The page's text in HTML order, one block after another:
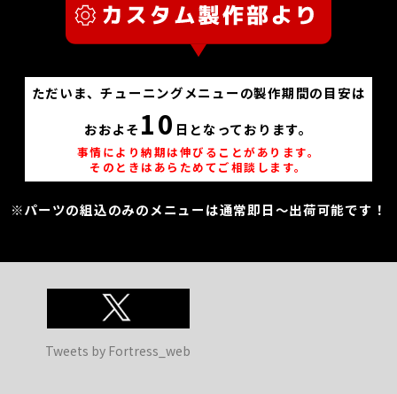
ただいま、チューニングメニューの製作期間の目安は
おおよそ 10 日となっております。
事情により納期は伸びることがあります。
そのときはあらためてご相談します。
※パーツの組込のみのメニューは通常即日～出荷可能です！
Tweets by Fortress_web